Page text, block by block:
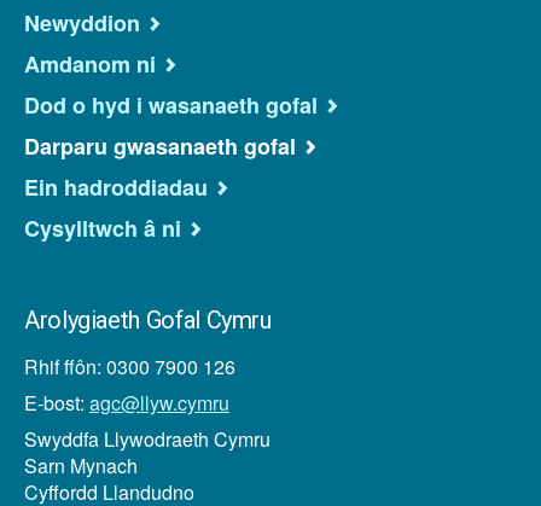
Newyddion
Amdanom ni
Dod o hyd i wasanaeth gofal
Darparu gwasanaeth gofal
Ein hadroddiadau
Cysylltwch â ni
Arolygiaeth Gofal Cymru
Rhif ffôn: 0300 7900 126
E-bost: agc@llyw.cymru
Swyddfa Llywodraeth Cymru
Sarn Mynach
Cyffordd Llandudno